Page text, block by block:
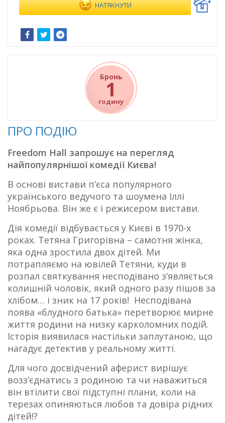
НАТЯКНУТИ
Бронь
1
годину
ПРО ПОДІЮ
Freedom Hall запрошує на перегляд
найпопулярнішої комедії Києва!
В основі вистави п’єса популярного
українського ведучого та шоумена Іллі
Ноябрьова. Він же є і режисером вистави.
Дія комедії відбувається у Києві в 1970-х
роках. Тетяна Григорівна – самотня жінка,
яка одна зростила двох дітей. Ми
потрапляємо на ювілей Тетяни, куди в
розпал святкування несподівано з’являється
колишній чоловік, який одного разу пішов за
хлібом… і зник на 17 років! Несподівана
поява «блудного батька» перетворює мирне
життя родини на низку карколомних подій.
Історія виявилася настільки заплутаною, що
нагадує детектив у реальному житті.
Для чого досвідчений аферист вирішує
возз’єднатись з родиною та чи наважиться
він втілити свої підступні плани, коли на
терезах опиняються любов та довіра рідних
дітей!?